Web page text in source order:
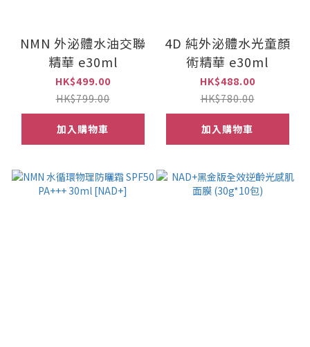
NMN 外泌體水油交聯
精華 e30ml
HK$499.00
HK$799.00
加入購物車
4D 純外泌體水光童顏
術精華 e30ml
HK$488.00
HK$780.00
加入購物車